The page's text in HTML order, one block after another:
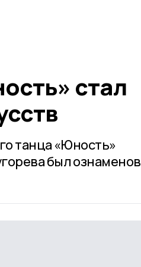
стал
танца «Юность»
был